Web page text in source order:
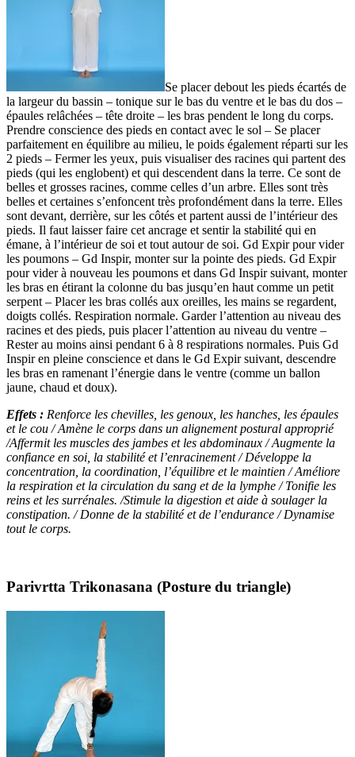
Se placer debout les pieds écartés de
la largeur du bassin – tonique sur le bas du ventre et le bas du dos –
épaules relâchées – tête droite – les bras pendent le long du corps.
Prendre conscience des pieds en contact avec le sol – Se placer
parfaitement en équilibre au milieu, le poids également réparti sur les
2 pieds – Fermer les yeux, puis visualiser des racines qui partent des
pieds (qui les englobent) et qui descendent dans la terre. Ce sont de
belles et grosses racines, comme celles d’un arbre. Elles sont très
belles et certaines s’enfoncent très profondément dans la terre. Elles
sont devant, derrière, sur les côtés et partent aussi de l’intérieur des
pieds. Il faut laisser faire cet ancrage et sentir la stabilité qui en
émane, à l’intérieur de soi et tout autour de soi. Gd Expir pour vider
les poumons – Gd Inspir, monter sur la pointe des pieds. Gd Expir
pour vider à nouveau les poumons et dans Gd Inspir suivant, monter
les bras en étirant la colonne du bas jusqu’en haut comme un petit
serpent – Placer les bras collés aux oreilles, les mains se regardent,
doigts collés. Respiration normale. Garder l’attention au niveau des
racines et des pieds, puis placer l’attention au niveau du ventre –
Rester au moins ainsi pendant 6 à 8 respirations normales. Puis Gd
Inspir en pleine conscience et dans le Gd Expir suivant, descendre
les bras en ramenant l’énergie dans le ventre (comme un ballon
jaune, chaud et doux).
Effets : Renforce les chevilles, les genoux, les hanches, les épaules
et le cou / Amène le corps dans un alignement postural approprié
/Affermit les muscles des jambes et les abdominaux / Augmente la
confiance en soi, la stabilité et l’enracinement / Développe la
concentration, la coordination, l’équilibre et le maintien / Améliore
la respiration et la circulation du sang et de la lymphe / Tonifie les
reins et les surrénales. /Stimule la digestion et aide à soulager la
constipation. / Donne de la stabilité et de l’endurance / Dynamise
tout le corps.
Parivrtta Trikonasana (Posture du triangle)